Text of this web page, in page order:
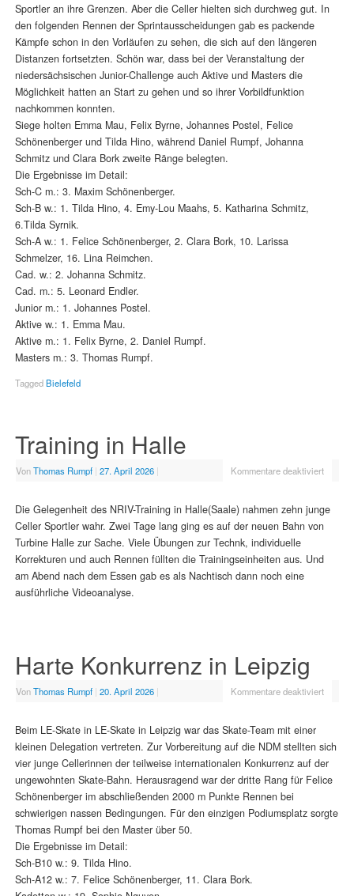
Sportler an ihre Grenzen. Aber die Celler hielten sich durchweg gut. In
den folgenden Rennen der Sprintausscheidungen gab es packende
Kämpfe schon in den Vorläufen zu sehen, die sich auf den längeren
Distanzen fortsetzten. Schön war, dass bei der Veranstaltung der
niedersächsischen Junior-Challenge auch Aktive und Masters die
Möglichkeit hatten an Start zu gehen und so ihrer Vorbildfunktion
nachkommen konnten.
Siege holten Emma Mau, Felix Byrne, Johannes Postel, Felice
Schönenberger und Tilda Hino, während Daniel Rumpf, Johanna
Schmitz und Clara Bork zweite Ränge belegten.
Die Ergebnisse im Detail:
Sch-C m.: 3. Maxim Schönenberger.
Sch-B w.: 1. Tilda Hino, 4. Emy-Lou Maahs, 5. Katharina Schmitz,
6.Tilda Syrnik.
Sch-A w.: 1. Felice Schönenberger, 2. Clara Bork, 10. Larissa
Schmelzer, 16. Lina Reimchen.
Cad. w.: 2. Johanna Schmitz.
Cad. m.: 5. Leonard Endler.
Junior m.: 1. Johannes Postel.
Aktive w.: 1. Emma Mau.
Aktive m.: 1. Felix Byrne, 2. Daniel Rumpf.
Masters m.: 3. Thomas Rumpf.
TaggedBielefeld
Training in Halle
VonThomas Rumpf | 27. April 2026 | Kommentare deaktiviert
Die Gelegenheit des NRIV-Training in Halle(Saale) nahmen zehn junge
Celler Sportler wahr. Zwei Tage lang ging es auf der neuen Bahn von
Turbine Halle zur Sache. Viele Übungen zur Technk, individuelle
Korrekturen und auch Rennen füllten die Trainingseinheiten aus. Und
am Abend nach dem Essen gab es als Nachtisch dann noch eine
ausführliche Videoanalyse.
Harte Konkurrenz in Leipzig
VonThomas Rumpf | 20. April 2026 | Kommentare deaktiviert
Beim LE-Skate in LE-Skate in Leipzig war das Skate-Team mit einer
kleinen Delegation vertreten. Zur Vorbereitung auf die NDM stellten sich
vier junge Cellerinnen der teilweise internationalen Konkurrenz auf der
ungewohnten Skate-Bahn. Herausragend war der dritte Rang für Felice
Schönenberger im abschließenden 2000 m Punkte Rennen bei
schwierigen nassen Bedingungen. Für den einzigen Podiumsplatz sorgte
Thomas Rumpf bei den Master über 50.
Die Ergebnisse im Detail:
Sch-B10 w.: 9. Tilda Hino.
Sch-A12 w.: 7. Felice Schönenberger, 11. Clara Bork.